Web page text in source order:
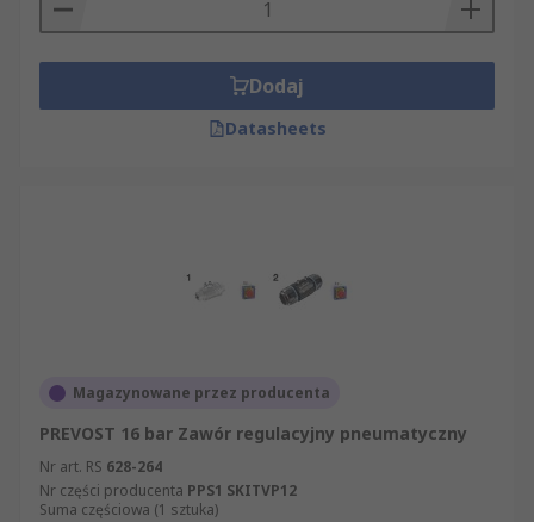
Dodaj
Datasheets
Magazynowane przez producenta
PREVOST 16 bar Zawór regulacyjny pneumatyczny
Nr art. RS 628-264
Nr części producenta PPS1 SKITVP12
Suma częściowa (1 sztuka)